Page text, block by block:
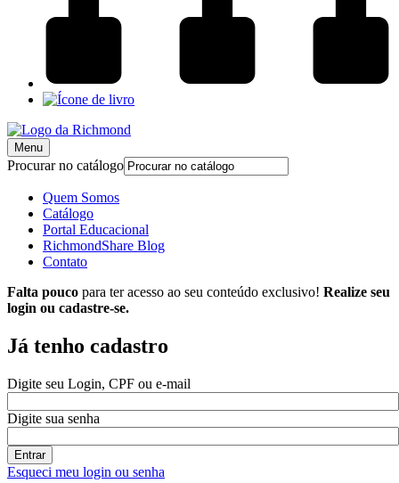
Menu
Procurar no catálogo
Quem Somos
Catálogo
Portal Educacional
RichmondShare Blog
Contato
Falta pouco para ter acesso ao seu conteúdo exclusivo! Realize seu
login ou cadastre-se.
Já tenho cadastro
Digite seu Login, CPF ou e-mail
Digite sua senha
Entrar
Esqueci meu login ou senha